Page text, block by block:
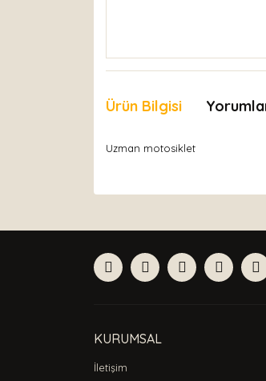
Ürün Bilgisi
Uzman motosiklet
Ürün açıklamasında eksik
Bu ürüne benzer farklı
KURUMSAL
İletişim